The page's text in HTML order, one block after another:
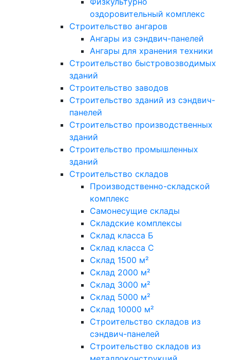
оздоровительный комплекс
Строительство ангаров
Ангары из сэндвич-панелей
Ангары для хранения техники
Строительство быстровозводимых
зданий
Строительство заводов
Строительство зданий из сэндвич-
панелей
Строительство производственных
зданий
Строительство промышленных
зданий
Строительство складов
Производственно-складской
комплекс
Самонесущие склады
Складские комплексы
Склад класса Б
Склад класса С
Склад 1500 м²
Склад 2000 м²
Склад 3000 м²
Склад 5000 м²
Склад 10000 м²
Строительство складов из
сэндвич-панелей
Строительство складов из